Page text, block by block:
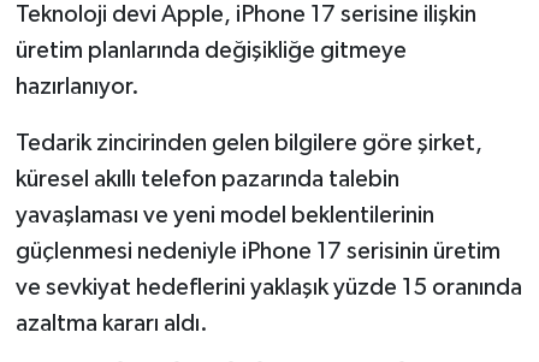
Teknoloji devi Apple, iPhone 17 serisine ilişkin
üretim planlarında değişikliğe gitmeye
hazırlanıyor.
Tedarik zincirinden gelen bilgilere göre şirket,
küresel akıllı telefon pazarında talebin
yavaşlaması ve yeni model beklentilerinin
güçlenmesi nedeniyle iPhone 17 serisinin üretim
ve sevkiyat hedeflerini yaklaşık yüzde 15 oranında
azaltma kararı aldı.
Köşe Yazıları
Kültür Sanat
Kütahya
Magazin
Otomobil
Pazarlar